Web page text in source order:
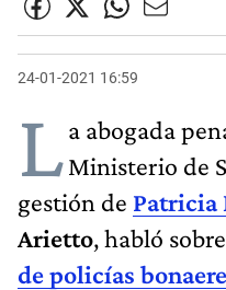
24-01-2021 16:59
La abogada
Ministerio de
gestión de
Arietto, habló
de policías